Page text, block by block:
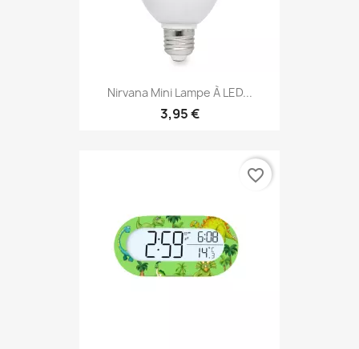
Nirvana Mini Lampe À LED...
3,95 €
favorite_border